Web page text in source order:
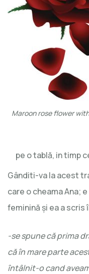
Maroon rose flower
pe o tablă, in timp
Gânditi-va la acest
care o cheama Ana;
feminină și ea a
-se spune că prima
că în mare parte
întâlnit-o cand